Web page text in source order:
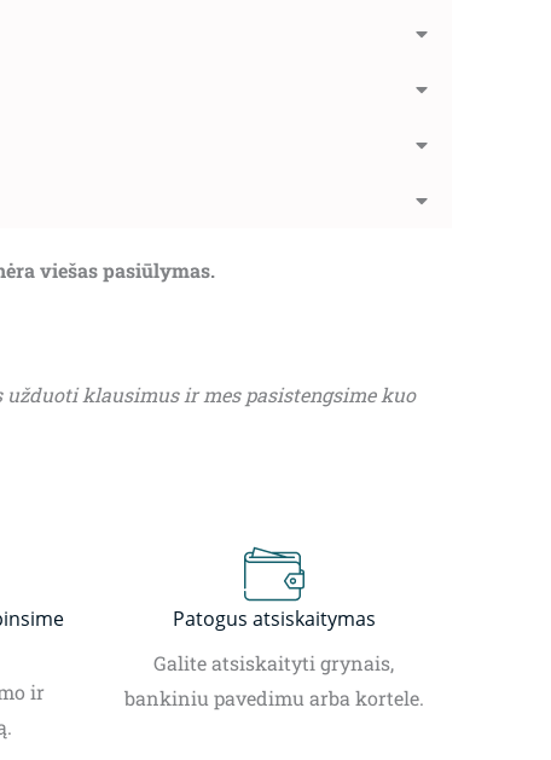
viešas pasiūlymas.
klausimus ir mes pasistengsime kuo
ir
Patogus atsiskaitymas
Galite atsiskaityti grynais,
bankiniu pavedimu arba kortele.